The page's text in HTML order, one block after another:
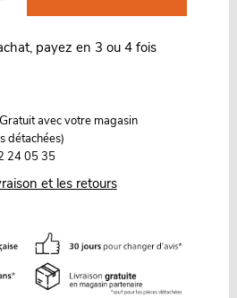
payez en 3 ou 4 fois
Gratuit avec votre magasin
détachées)
24 05 35
et les retours